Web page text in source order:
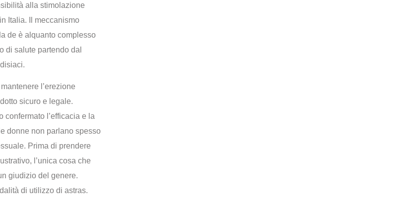
alla stimolazione
Italia. Il meccanismo
de è alquanto complesso
di salute partendo dal
l’erezione
sicuro e legale.
confermato l’efficacia e la
donne non parlano spesso
Prima di prendere
l’unica cosa che
giudizio del genere.
di utilizzo di astras.